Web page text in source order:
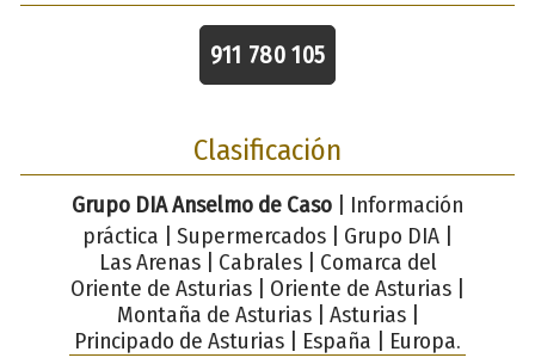
911 780 105
Clasificación
Grupo DIA Anselmo de Caso | Información
práctica | Supermercados | Grupo DIA |
Las Arenas | Cabrales | Comarca del
Oriente de Asturias | Oriente de Asturias |
Montaña de Asturias | Asturias |
Principado de Asturias | España | Europa.